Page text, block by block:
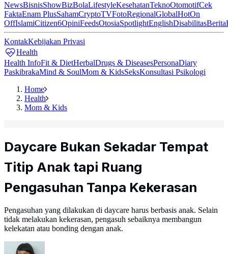
NewsBisnisShowBizBolaLifestyleKesehatanTeknoOtomotifCek
FaktaEnam PlusSahamCryptoTVFotoRegionalGlobalHotOn
OffIslamiCitizen6OpiniFeedsOtosiaSpotlightEnglishDisabilitasBerita
KontakKebijakan Privasi
Health
Health InfoFit & DietHerbalDrugs & DiseasesPersonaDiary
PaskibrakaMind & SoulMom & KidsSeksKonsultasi Psikologi
Home
Health
Mom & Kids
Daycare Bukan Sekadar Tempat
Titip Anak tapi Ruang
Pengasuhan Tanpa Kekerasan
Pengasuhan yang dilakukan di daycare harus berbasis anak. Selain
tidak melakukan kekerasan, pengasuh sebaiknya membangun
kelekatan atau bonding dengan anak.